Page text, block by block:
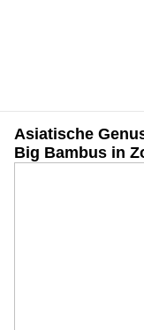
Asiatische
Big Bambus in